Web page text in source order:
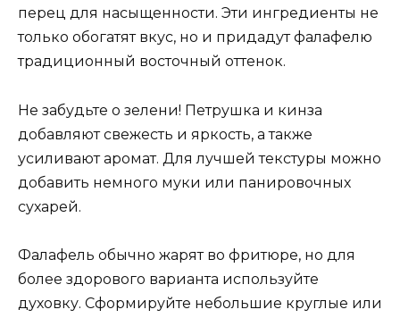
перец для насыщенности. Эти ингредиенты не
только обогатят вкус, но и придадут фалафелю
традиционный восточный оттенок.
Не забудьте о зелени! Петрушка и кинза
добавляют свежесть и яркость, а также
усиливают аромат. Для лучшей текстуры можно
добавить немного муки или панировочных
сухарей.
Фалафель обычно жарят во фритюре, но для
более здорового варианта используйте
духовку. Сформируйте небольшие круглые или